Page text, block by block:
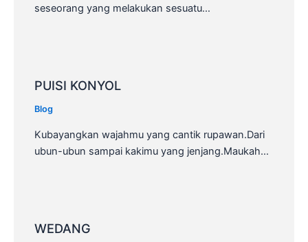
seseorang yang melakukan sesuatu…
PUISI KONYOL
Blog
Kubayangkan wajahmu yang cantik rupawan.Dari
ubun-ubun sampai kakimu yang jenjang.Maukah…
WEDANG